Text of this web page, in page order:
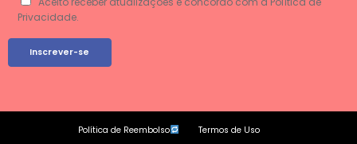
Privacidade.
Política de Reembolso Termos de Uso